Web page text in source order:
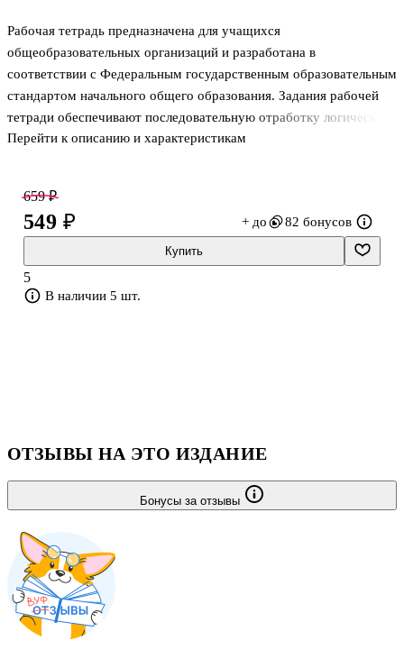
Рабочая тетрадь предназначена для учащихся
общеобразовательных организаций и разработана в
соответствии с Федеральным государственным образовательным
стандартом начального общего образования. Задания рабочей
тетради обеспечивают последовательную отработку логических
действий анализа, сравнения, установления причинно-
учащихся, продолжает реализацию проектной деятельности.
Перейти к описанию и характеристикам
659 ₽
549 ₽ + до 82 бонусов
Купить
5
В наличии 5 шт.
ОТЗЫВЫ НА ЭТО ИЗДАНИЕ
Бонусы за отзывы